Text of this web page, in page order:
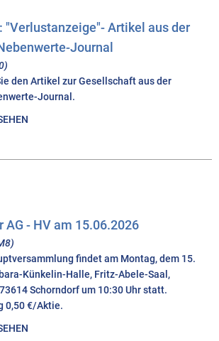
"Verlustanzeige"- Artikel aus der
Journal
den Artikel zur Gesellschaft aus der
Journal.
AG - HV am 15.06.2026
findet am Montag, dem 15.
Künkelin-Halle, Fritz-Abele-Saal,
Schorndorf um 10:30 Uhr statt.
0,50 €/Aktie.